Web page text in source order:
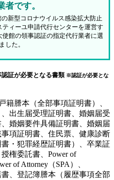
者です。
新型コロナウイルス感染拡大防止
ィーユ申請代行センターを運営す
館の領事認証の指定代行業者に選
した。
証が必要となる書類 ※認証が必要とな
籍謄本（全部事項証明書）、
出生届受理証明書、婚姻届受
婚姻要件具備証明書、婚姻届
項証明書、住民票、健康診断
・犯罪経歴証明書）、卒業証
権委託書、Power of
of Attorney（SPA）、
書、登記簿謄本（履歴事項全部